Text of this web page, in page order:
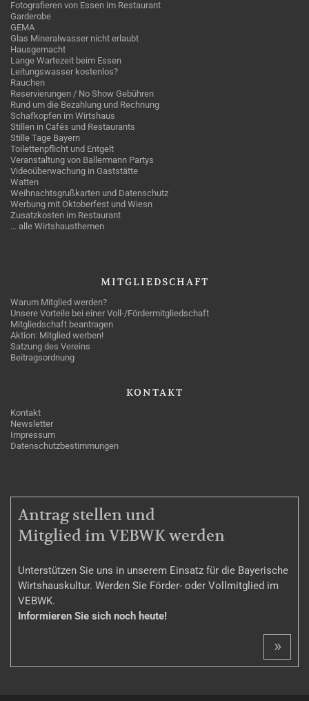
Fotografieren von Essen im Restaurant
Garderobe
GEMA
Glas Mineralwasser nicht erlaubt
Hausgemacht
Lange Wartezeit beim Essen
Leitungswasser kostenlos?
Rauchen
Reservierungen / No Show Gebühren
Rund um die Bezahlung und Rechnung
Schafkopfen im Wirtshaus
Stillen in Cafés und Restaurants
Stille Tage Bayern
Toilettenpflicht und Entgelt
Veranstaltung von Ballermann Partys
Videoüberwachung in Gaststätte
Watten
Weihnachtsgrußkarten und Datenschutz
Werbung mit Oktoberfest und Wiesn
Zusatzkosten im Restaurant
… alle Wirtshausthemen
MITGLIEDSCHAFT
Warum Mitglied werden?
Unsere Vorteile bei einer Voll-/Fördermitgliedschaft
Mitgliedschaft beantragen
Aktion: Mitglied werben!
Satzung des Vereins
Beitragsordnung
KONTAKT
Kontakt
Newsletter
Impressum
Datenschutzbestimmungen
MITGLIEDSCHAFT
Antrag stellen und
Mitglied im VEBWK werden
Unterstützen Sie uns in unserem Einsatz für die Bayerische
Wirtshauskultur. Werden Sie Förder- oder Vollmitglied im
VEBWK.
Informieren Sie sich noch heute!
»